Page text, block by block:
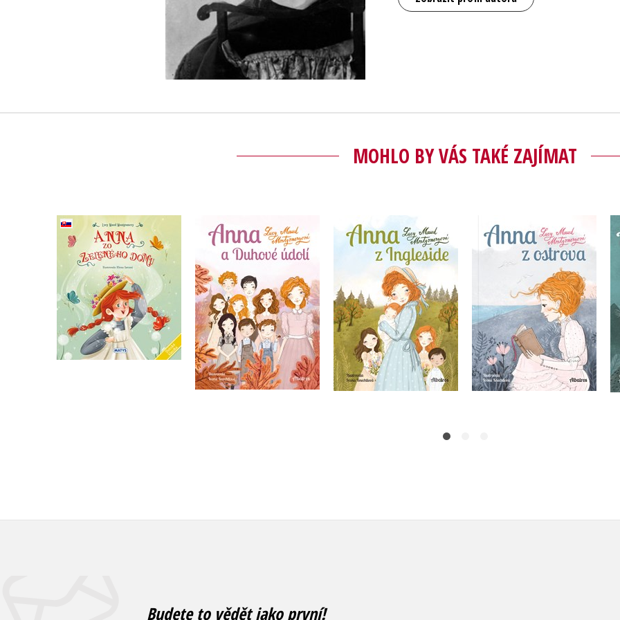
MOHLO BY VÁS TAKÉ ZAJÍMAT
Detská klasika: Anna
zo Zeleného domu
(slovensky)
Lucy Maud
Montgomeryová
Anna a Duhové údolí
Lucy Maud
Montgomeryová
Do košíku
299 Kč
239 Kč
Anna z Ingleside
Lucy Maud
Montgomeryová
Do košíku
299 Kč
239 Kč
Anna z ostrova
Lucy Maud
Montgomeryová
Do košíku
299 Kč
239 Kč
Budete to vědět jako první!